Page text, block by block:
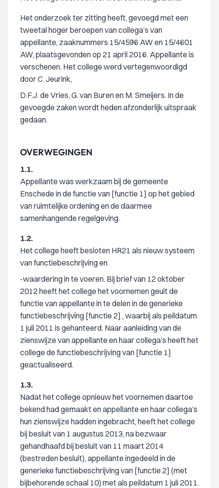
Het onderzoek ter zitting heeft, gevoegd met een
tweetal hoger beroepen van collega’s van
appellante, zaaknummers 15/4596 AW en 15/4601
AW, plaatsgevonden op 21 april 2016. Appellante is
verschenen. Het college werd vertegenwoordigd
door C. Jeurink,
D.F.J. de Vries, G. van Buren en M. Smeijers. In de
gevoegde zaken wordt heden afzonderlijk uitspraak
gedaan.
OVERWEGINGEN
1.1.
Appellante was werkzaam bij de gemeente
Enschede in de functie van [functie 1] op het gebied
van ruimtelijke ordening en de daarmee
samenhangende regelgeving.
1.2.
Het college heeft besloten HR21 als nieuw systeem
van functiebeschrijving en
-waardering in te voeren. Bij brief van 12 oktober
2012 heeft het college het voornemen geuit de
functie van appellante in te delen in de generieke
functiebeschrijving [functie 2] , waarbij als peildatum
1 juli 2011 is gehanteerd. Naar aanleiding van de
zienswijze van appellante en haar collega’s heeft het
college de functiebeschrijving van [functie 1]
geactualiseerd.
1.3.
Nadat het college opnieuw het voornemen daartoe
bekend had gemaakt en appellante en haar collega’s
hun zienswijze hadden ingebracht, heeft het college
bij besluit van 1 augustus 2013, na bezwaar
gehandhaafd bij besluit van 11 maart 2014
(bestreden besluit), appellante ingedeeld in de
generieke functiebeschrijving van [functie 2] (met
bijbehorende schaal 10) met als peildatum 1 juli 2011.